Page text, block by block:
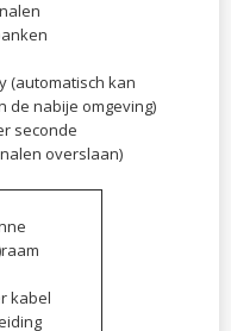
(automatisch kan
de nabije omgeving)
seconde
overslaan)
kabel